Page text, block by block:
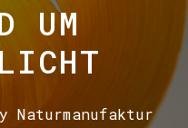
UM
Naturmanufaktur